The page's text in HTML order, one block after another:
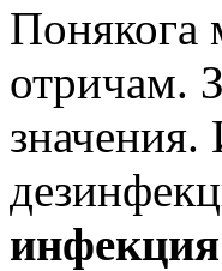
Понякога
отричам.
значения.
инфекция